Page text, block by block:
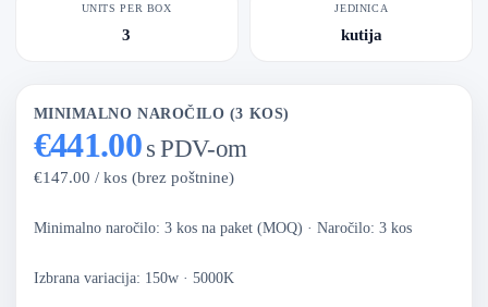
UNITS PER BOX
3
JEDINICA
kutija
MINIMALNO NAROČILO (3 KOS)
€441.00s PDV-om
€147.00 / kos (brez poštnine)
Minimalno naročilo: 3 kos na paket (MOQ) · Naročilo: 3 kos
Izbrana variacija: 150w · 5000K